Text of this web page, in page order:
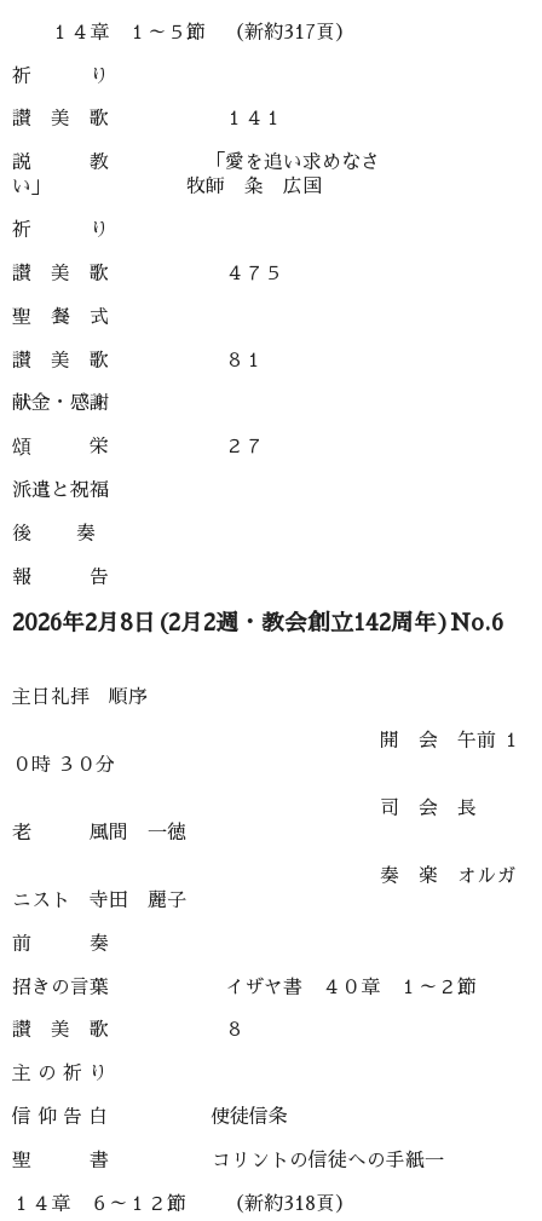
１４章 １～５節 （新約317頁）
祈 り
讃 美 歌 １４１
説 教 「愛を追い求めなさ
い」 牧師 粂 広国
祈 り
讃 美 歌 ４７５
聖 餐 式
讃 美 歌 ８１
献金・感謝
頌 栄 ２７
派遣と祝福
後 奏
報 告
2026年2月8日(2月2週・教会創立142周年)No.6
主日礼拝 順序
開 会 午前 １
０時 ３０分
司 会 長
老 風間 一徳
奏 楽 オルガ
ニスト 寺田 麗子
前 奏
招きの言葉 イザヤ書 ４０章 １～２節
讃 美 歌 ８
主 の 祈 り
信 仰 告 白 使徒信条
聖 書 コリントの信徒への手紙一
１４章 ６～１２節 （新約318頁）